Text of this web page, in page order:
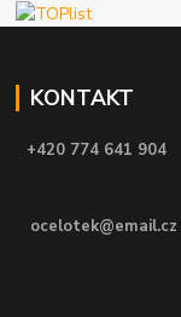
KONTAKT
+420 774 641 904
ocelotek@email.cz